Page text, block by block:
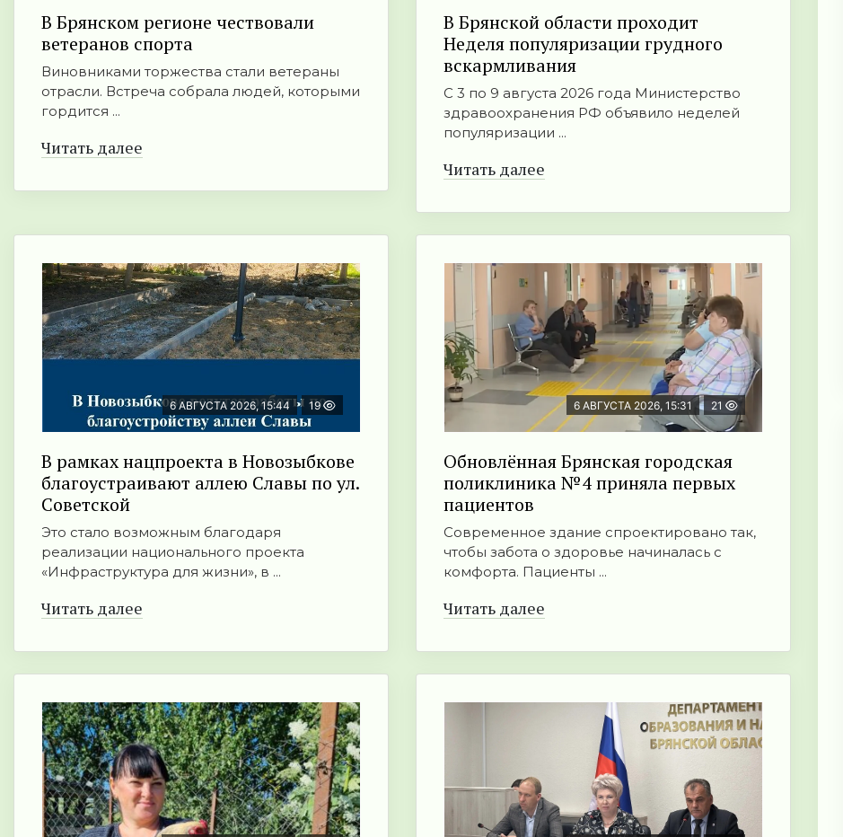
В Брянском регионе чествовали
ветеранов спорта
Виновниками торжества стали ветераны
отрасли. Встреча собрала людей, которыми
гордится ...
Читать далее
В Брянской области проходит
Неделя популяризации грудного
вскармливания
С 3 по 9 августа 2026 года Министерство
здравоохранения РФ объявило неделей
популяризации ...
Читать далее
6 АВГУСТА 2026, 15:44 19
В рамках нацпроекта в Новозыбкове
благоустраивают аллею Славы по ул.
Советской
Это стало возможным благодаря
реализации национального проекта
«Инфраструктура для жизни», в ...
Читать далее
6 АВГУСТА 2026, 15:31 21
Обновлённая Брянская городская
поликлиника №4 приняла первых
пациентов
Современное здание спроектировано так,
чтобы забота о здоровье начиналась с
комфорта. Пациенты ...
Читать далее